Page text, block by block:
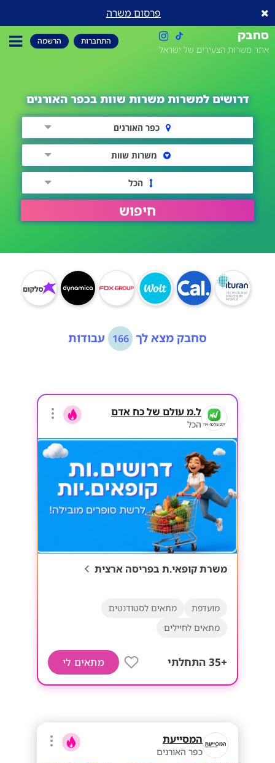
פרסום משרה
סחבק
אתר משרות הצעירים של ישראל
התחברות הרשמה
דרושים למשרות משרות שוות בכפר האורנים
כפר האורנים
משרות שוות
הכל
חיפוש
סחבק מצא לך 166 עבודות
ל.מ עולם של כח אדם
הכל
משרת קופאי.ת בפריסה ארצית
מועדפת
מתאים לסטודנטים
מתאים לחיילים
+35 התחלתי מתאים לי
המסייעת
כפר האורנים